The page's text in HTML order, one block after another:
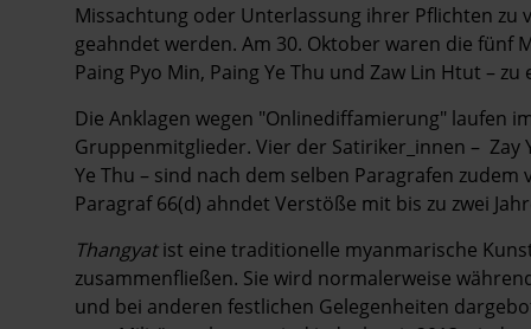
Missachtung oder Unterlassung ihrer Pflichten zu
geahndet werden. Am 30. Oktober waren die fünf
Paing Pyo Min, Paing Ye Thu und Zaw Lin Htut –
Die Anklagen wegen "Onlinediffamierung" laufen
Gruppenmitglieder. Vier der Satiriker_innen – Zay
Ye Thu – sind nach dem selben Paragrafen
Paragraf 66(d) ahndet Verstöße mit bis zu zwei
Thangyatist eine traditionelle myanmarische
zusammenfließen. Sie wird normalerweise
und bei anderen festlichen Gelegenheiten